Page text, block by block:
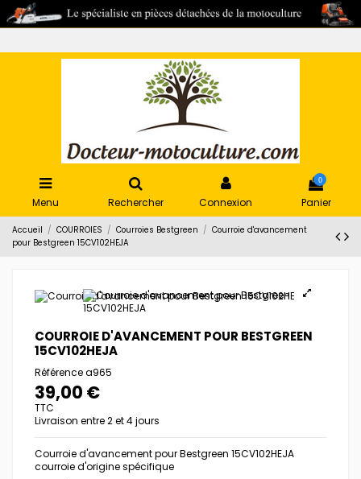
Menu Rechercher Connexion
0
Panier
Accueil COURROIES Courroies Bestgreen
Courroie d'avancement
pour Bestgreen 15CV102HEJA
COURROIE D'AVANCEMENT POUR BESTGREEN
15CV102HEJA
Référencea965
39,00 €
TTC
Livraison entre 2 et 4 jours
Courroie d'avancement pour Bestgreen 15CV102HEJA
courroie d'origine spécifique